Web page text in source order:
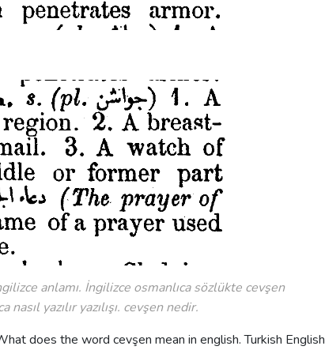
anlamı. İngilizce osmanlıca sözlükte cevşen
yazılır yazılışı. cevşen nedir.
does the word cevşen mean in english. Turkish English